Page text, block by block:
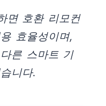
면 호환 리모컨
효율성이며,
른 스마트 기
니다.